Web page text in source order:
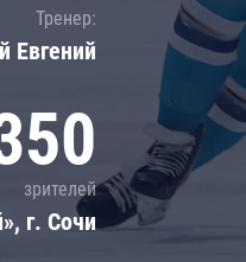
Тренер:
Евгений
зрителей
г. Сочи